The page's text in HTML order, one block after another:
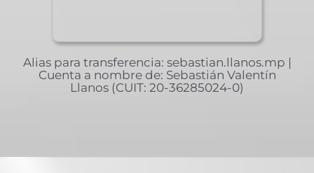
Alias para transferencia: sebastian.llanos.mp |
Cuenta a nombre de: Sebastián Valentín
Llanos (CUIT: 20-36285024-0)